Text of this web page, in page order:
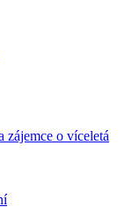
zájemce o víceletá